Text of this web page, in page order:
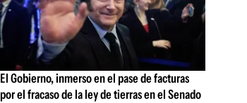
El Gobierno, inmerso en el pase de facturas
por el fracaso de la ley de tierras en el Senado